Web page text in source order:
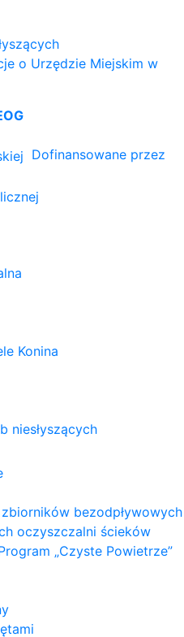
Dofinansowane przez
Konina
niesłyszących
bezodpływowych
oczyszczalni ścieków
„Czyste Powietrze”